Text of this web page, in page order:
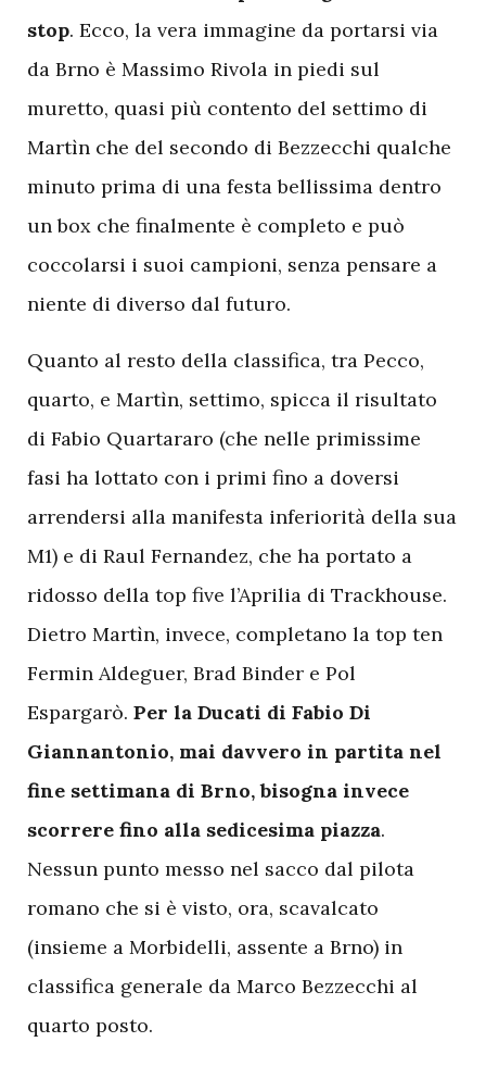
stop. Ecco, la vera immagine da portarsi via
da Brno è Massimo Rivola in piedi sul
muretto, quasi più contento del settimo di
Martìn che del secondo di Bezzecchi qualche
minuto prima di una festa bellissima dentro
un box che finalmente è completo e può
coccolarsi i suoi campioni, senza pensare a
niente di diverso dal futuro.
Quanto al resto della classifica, tra Pecco,
quarto, e Martìn, settimo, spicca il risultato
di Fabio Quartararo (che nelle primissime
fasi ha lottato con i primi fino a doversi
arrendersi alla manifesta inferiorità della sua
M1) e di Raul Fernandez, che ha portato a
ridosso della top five l’Aprilia di Trackhouse.
Dietro Martìn, invece, completano la top ten
Fermin Aldeguer, Brad Binder e Pol
Espargarò. Per la Ducati di Fabio Di
Giannantonio, mai davvero in partita nel
fine settimana di Brno, bisogna invece
scorrere fino alla sedicesima piazza.
Nessun punto messo nel sacco dal pilota
romano che si è visto, ora, scavalcato
(insieme a Morbidelli, assente a Brno) in
classifica generale da Marco Bezzecchi al
quarto posto.